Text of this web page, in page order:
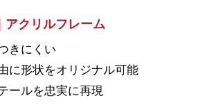
アクリルフレーム
きにくい
に形状をオリジナル可能
ールを忠実に再現